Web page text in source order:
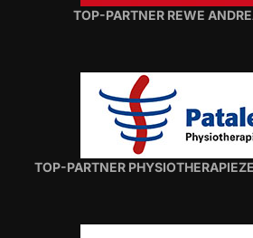
TOP-PARTNER REWE
TOP-PARTNER